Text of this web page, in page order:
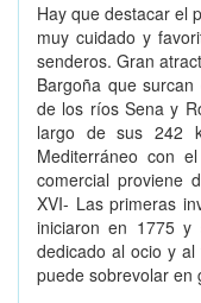
Hay que destacar el
muy cuidado y
senderos. Gran
Bargoña que
de los ríos Sena y
largo de sus 242
Mediterráneo con
comercial proviene
XVI- Las primeras
iniciaron en 1775 y
dedicado al ocio y
puede sobrevolar en